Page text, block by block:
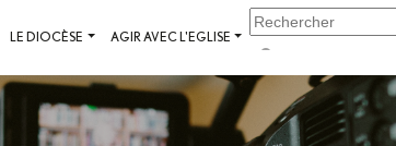
LE DIOCÈSE AGIR AVEC L'EGLISE